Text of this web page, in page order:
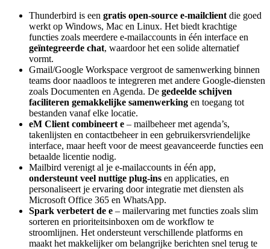
Thunderbird is een gratis open-source e-mailclient die goed
werkt op Windows, Mac en Linux. Het biedt krachtige
functies zoals meerdere e-mailaccounts in één interface en
geïntegreerde chat, waardoor het een solide alternatief
vormt.
Gmail/Google Workspace vergroot de samenwerking binnen
teams door naadloos te integreren met andere Google-diensten
zoals Documenten en Agenda. De gedeelde schijven
faciliteren gemakkelijke samenwerking en toegang tot
bestanden vanaf elke locatie.
eM Client combineert e – mailbeheer met agenda’s,
takenlijsten en contactbeheer in een gebruikersvriendelijke
interface, maar heeft voor de meest geavanceerde functies een
betaalde licentie nodig.
Mailbird verenigt al je e-mailaccounts in één app,
ondersteunt veel nuttige plug-ins en applicaties, en
personaliseert je ervaring door integratie met diensten als
Microsoft Office 365 en WhatsApp.
Spark verbetert de e – mailervaring met functies zoals slim
sorteren en prioriteitsinboxen om de workflow te
stroomlijnen. Het ondersteunt verschillende platforms en
maakt het makkelijker om belangrijke berichten snel terug te